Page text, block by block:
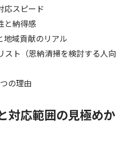
応スピード
と納得感
地域貢献のリアル
スト（恩納清掃を検討する人向
の理由
対応範囲の見極めか